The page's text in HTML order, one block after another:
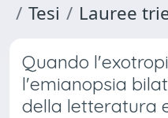
Tesi
Lauree
Quando
l'emianopsia
della letteratura